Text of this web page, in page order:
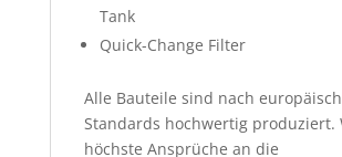
Tank
Quick-Change Filter
Alle Bauteile sind nach
Standards hochwertig produziert.
höchste Ansprüche an die